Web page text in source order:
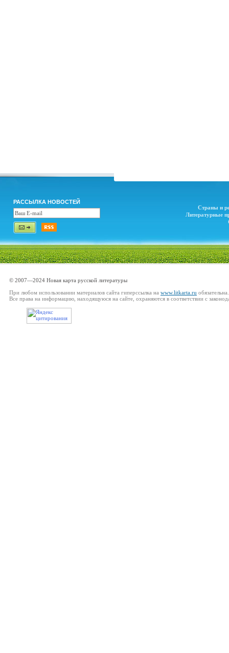
РАССЫЛКА НОВОСТЕЙ
Страны и
Литературные
© 2007—2024 Новая карта русской литературы
При любом использовании материалов сайта гиперссылка на www.litkarta.ru обязательна.
Все права на информацию, находящуюся на сайте, охраняются в соответствии с